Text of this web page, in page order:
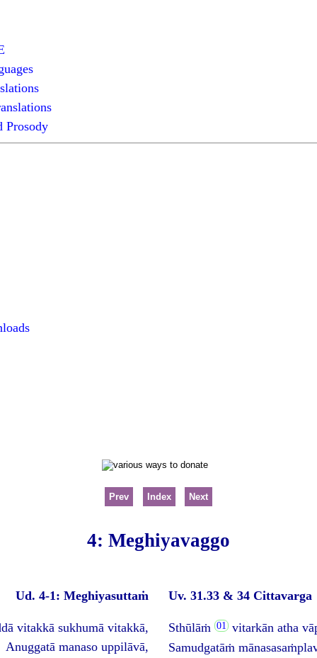
Prosody
Prev Index Next
4: Meghiyavaggo
Ud. 4-1: Meghiyasuttaṁ
vitakkā sukhumā vitakkā,
Anuggatā manaso uppilāvā,
Uv. 31.33 & 34 Cittavarga
Sthūlāṁ
vitarkān atha
Samudgatāṁ